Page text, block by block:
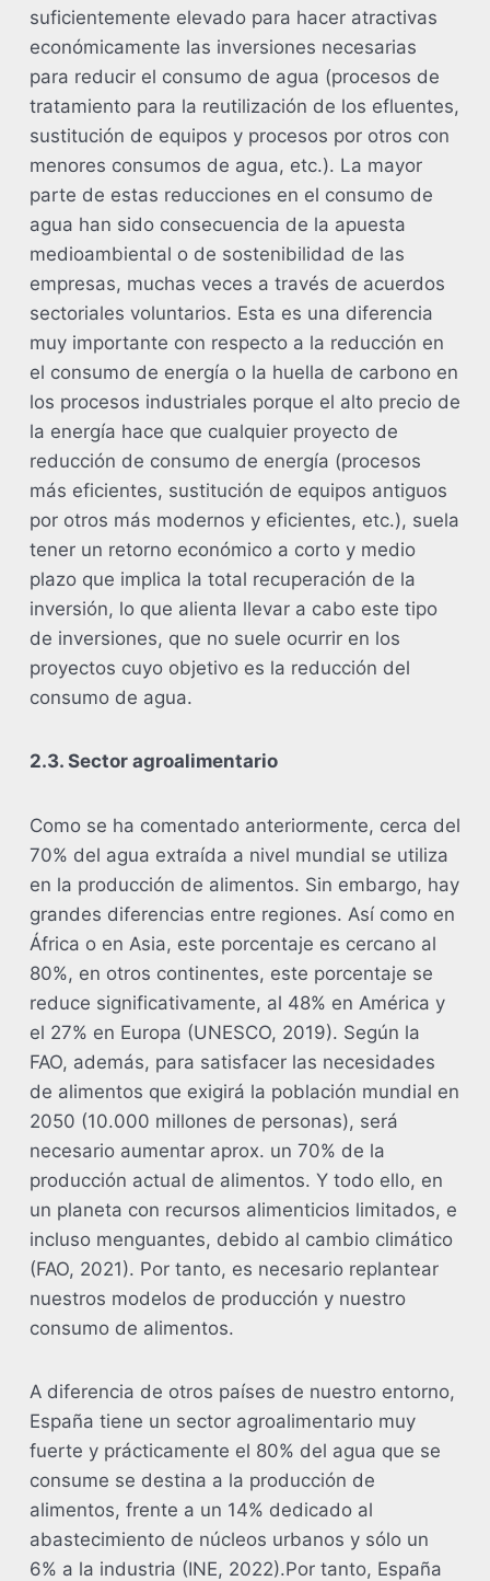
suficientemente elevado para hacer atractivas
económicamente las inversiones necesarias
para reducir el consumo de agua (procesos de
tratamiento para la reutilización de los efluentes,
sustitución de equipos y procesos por otros con
menores consumos de agua, etc.). La mayor
parte de estas reducciones en el consumo de
agua han sido consecuencia de la apuesta
medioambiental o de sostenibilidad de las
empresas, muchas veces a través de acuerdos
sectoriales voluntarios. Esta es una diferencia
muy importante con respecto a la reducción en
el consumo de energía o la huella de carbono en
los procesos industriales porque el alto precio de
la energía hace que cualquier proyecto de
reducción de consumo de energía (procesos
más eficientes, sustitución de equipos antiguos
por otros más modernos y eficientes, etc.), suela
tener un retorno económico a corto y medio
plazo que implica la total recuperación de la
inversión, lo que alienta llevar a cabo este tipo
de inversiones, que no suele ocurrir en los
proyectos cuyo objetivo es la reducción del
consumo de agua.
2.3. Sector agroalimentario
Como se ha comentado anteriormente, cerca del
70% del agua extraída a nivel mundial se utiliza
en la producción de alimentos. Sin embargo, hay
grandes diferencias entre regiones. Así como en
África o en Asia, este porcentaje es cercano al
80%, en otros continentes, este porcentaje se
reduce significativamente, al 48% en América y
el 27% en Europa (UNESCO, 2019). Según la
FAO, además, para satisfacer las necesidades
de alimentos que exigirá la población mundial en
2050 (10.000 millones de personas), será
necesario aumentar aprox. un 70% de la
producción actual de alimentos. Y todo ello, en
un planeta con recursos alimenticios limitados, e
incluso menguantes, debido al cambio climático
(FAO, 2021). Por tanto, es necesario replantear
nuestros modelos de producción y nuestro
consumo de alimentos.
A diferencia de otros países de nuestro entorno,
España tiene un sector agroalimentario muy
fuerte y prácticamente el 80% del agua que se
consume se destina a la producción de
alimentos, frente a un 14% dedicado al
abastecimiento de núcleos urbanos y sólo un
6% a la industria (INE, 2022).Por tanto, España